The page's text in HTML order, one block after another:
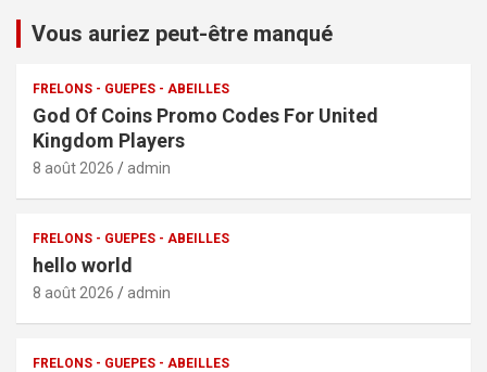
Vous auriez peut-être manqué
FRELONS - GUEPES - ABEILLES
God Of Coins Promo Codes For United
Kingdom Players
8 août 2026 admin
FRELONS - GUEPES - ABEILLES
hello world
8 août 2026 admin
FRELONS - GUEPES - ABEILLES